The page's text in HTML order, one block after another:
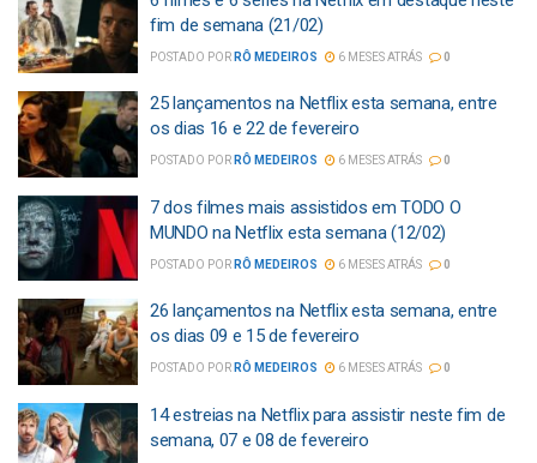
fim de semana (21/02)
POSTADO POR RÔ MEDEIROS 6 MESES ATRÁS 0
25 lançamentos na Netflix esta semana, entre
os dias 16 e 22 de fevereiro
POSTADO POR RÔ MEDEIROS 6 MESES ATRÁS 0
7 dos filmes mais assistidos em TODO O
MUNDO na Netflix esta semana (12/02)
POSTADO POR RÔ MEDEIROS 6 MESES ATRÁS 0
26 lançamentos na Netflix esta semana, entre
os dias 09 e 15 de fevereiro
POSTADO POR RÔ MEDEIROS 6 MESES ATRÁS 0
14 estreias na Netflix para assistir neste fim de
semana, 07 e 08 de fevereiro